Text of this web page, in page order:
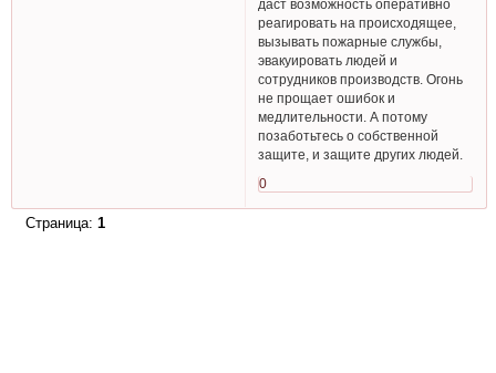
даст возможность оперативно
реагировать на происходящее,
вызывать пожарные службы,
эвакуировать людей и
сотрудников производств. Огонь
не прощает ошибок и
медлительности. А потому
позаботьтесь о собственной
защите, и защите других людей.
0
Страница: 1